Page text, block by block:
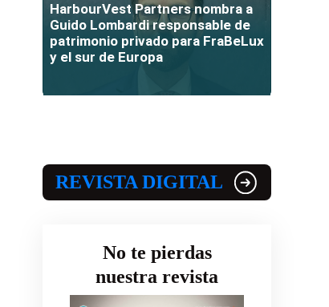
HarbourVest Partners nombra a
Guido Lombardi responsable de
patrimonio privado para FraBeLux
y el sur de Europa
REVISTA DIGITAL
No te pierdas
nuestra revista